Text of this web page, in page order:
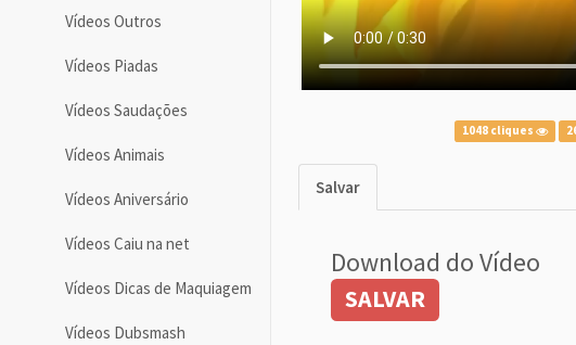
Vídeos Outros
Vídeos Piadas
Vídeos Saudações
Vídeos Animais
Vídeos Aniversário
Vídeos Caiu na net
Vídeos Dicas de Maquiagem
Vídeos Dubsmash
1048 cliques
Salvar
Download do Vídeo
SALVAR